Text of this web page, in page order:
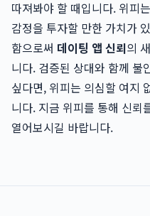
따져봐야 할 때입니다. 위피
감정을 투자할 만한 가치가
함으로써 데이팅 앱 신뢰의
니다. 검증된 상대와 함께 불
싶다면, 위피는 의심할 여지
니다. 지금 위피를 통해 신뢰
열어보시길 바랍니다.